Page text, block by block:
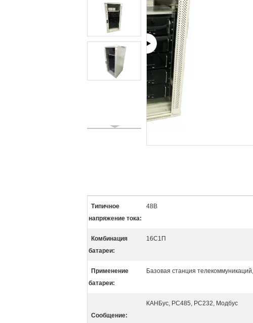
Типичное
напряжение тока:
48В
Комбинация
батареи:
16С1П
Применение
батареи:
Базовая станция
Сообщение:
КАНБус, РС485, РС232, Модбус